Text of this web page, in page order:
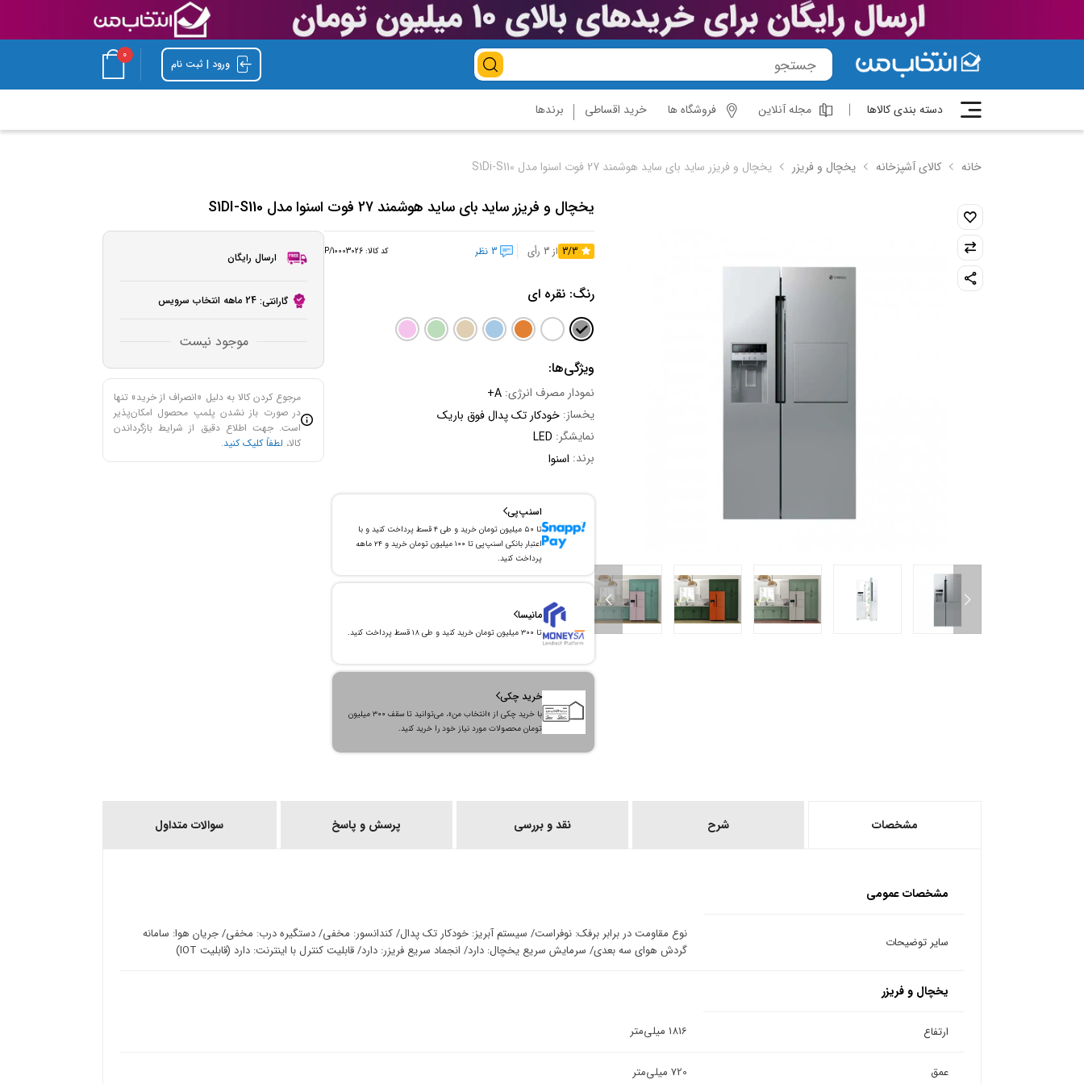
ورود | ثبت نام
0
دسته بندی کالاها مجله آنلاین فروشگاه ها خرید اقساطی برندها
خانه کالای آشپزخانه یخچال و فریزر یخچال و فریزر ساید بای ساید هوشمند 27 فوت اسنوا مدل S1Di-S110
یخچال و فریزر ساید بای ساید هوشمند 27 فوت اسنوا مدل S1DI-S110
3/3 از 3 رأی 3 نظر کد کالا: P/10003026
رنگ: نقره ای
ویژگی‌ها:
نمودار مصرف انرژی: +A
یخساز: خودکار تک پدال فوق باریک
نمایشگر: LED
برند: اسنوا
اسنپ‌پی
تا ۵۰ میلیون تومان خرید و طی ۴ قسط پرداخت کنید و با
اعتبار بانکی اسنپ‌پی تا ۱۰۰ میلیون تومان خرید و ۲۴ ماهه
پرداخت کنید.
مانیسا
تا ۳۰۰ میلیون تومان خرید کنید و طی ۱۸ قسط پرداخت کنید.
خرید چکی
با خرید چکی از «انتخاب من»، می‌توانید تا سقف ۳۰۰ میلیون
تومان محصولات مورد نیاز خود را خرید کنید.
ارسال رایگان
گارانتی: 24 ماهه انتخاب سرویس
موجود نیست
مرجوع کردن کالا به دلیل «انصراف از خرید» تنها
در صورت باز نشدن پلمپ محصول امکان‌پذیر
است. جهت اطلاع دقیق از شرایط بازگرداندن
کالا، لطفاً کلیک کنید.
مشخصات شرح نقد و بررسی پرسش و پاسخ سوالات متداول
مشخصات عمومی
سایر توضیحات
نوع مقاومت در برابر برفک: نوفراست/ سیستم آبریز: خودکار تک پدال/ کندانسور: مخفی/ دستگیره درب: مخفی/ جریان هوا: سامانه
گردش هوای سه بعدی/ سرمایش سریع یخچال: دارد/ انجماد سریع فریزر: دارد/ قابلیت کنترل با اینترنت: دارد (قابلیت IOT)
یخچال و فریزر
ارتفاع 1816 میلی‌متر
عمق 720 میلی‌متر